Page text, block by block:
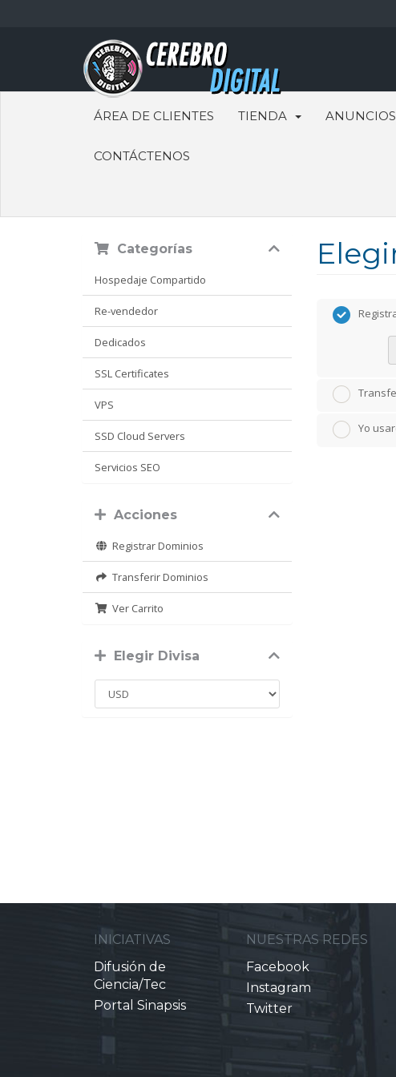
ÁREA DE CLIENTES TIENDA ANUNCIOS
CONTÁCTENOS
Categorías
Hospedaje Compartido
Re-vendedor
Dedicados
SSL Certificates
VPS
SSD Cloud Servers
Servicios SEO
Acciones
Registrar Dominios
Transferir Dominios
Ver Carrito
Elegir Divisa
Yo
INICIATIVAS
Difusión de
Ciencia/Tec
Portal Sinapsis
NUESTRAS REDES
Facebook
Instagram
Twitter